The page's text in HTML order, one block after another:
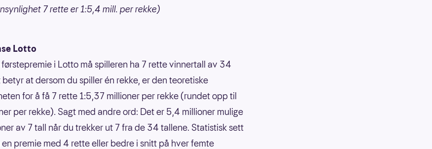
7 rette er 1:5,4 mill. per rekke)
Lotto
førstepremie i Lotto må spilleren ha 7 rette vinnertall av 34
betyr at dersom du spiller én rekke, er den teoretiske
for å få 7 rette 1:5,37 millioner per rekke (rundet opp til
per rekke). Sagt med andre ord: Det er 5,4 millioner mulige
av 7 tall når du trekker ut 7 fra de 34 tallene. Statistisk sett
premie med 4 rette eller bedre i snitt på hver femte